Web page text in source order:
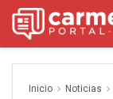
Inicio Noticias